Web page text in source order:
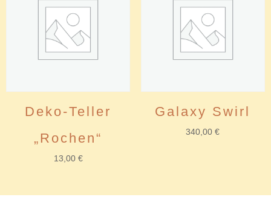
Deko-Teller
„Rochen“
13,00 €
Galaxy Swirl
340,00€